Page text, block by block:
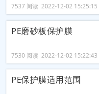
7537 阅读 2022-12-02 15:25:15
PE磨砂板保护膜
7530 阅读 2022-12-02 15:22:43
PE保护膜适用范围